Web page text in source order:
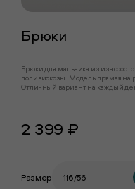
Брюки
Брюки для мальчика из
поливискозы. Модель прямая на
Отличный вариант на каждый
2 399 ₽
Размер 116/56